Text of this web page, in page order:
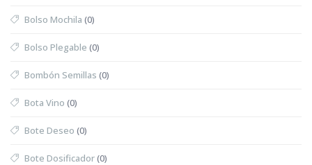
Bolso Mochila (0)
Bolso Plegable (0)
Bombón Semillas (0)
Bota Vino (0)
Bote Deseo (0)
Bote Dosificador(0)